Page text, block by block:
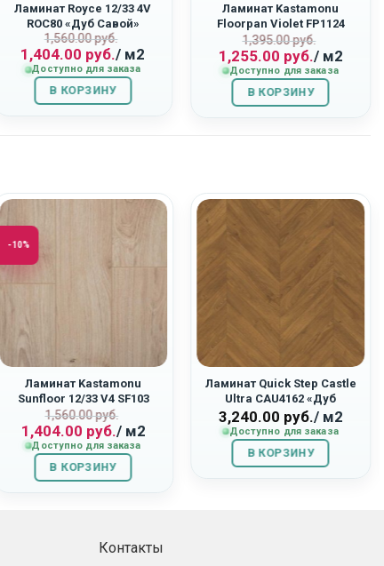
Ламинат Royce 12/33 4V
ROC80 «Дуб Савой»
1,560.00руб.
Первоначальная
цена
составляла
1,560.00
руб..
1,404.00 руб.
Текущая
цена:
1,404.00
руб..
/ м2
Доступно для заказа
В КОРЗИНУ
Ламинат Kastamonu
Floorpan Violet FP1124
“Дуб Фалкон”
1,395.00руб.
цена
составляла
1,395.00
руб..
1,255.00 руб.
Текущая
цена:
1,255.00
руб..
/ м2
Доступно для заказа
В КОРЗИНУ
-10%
Ламинат Kastamonu
Sunfloor 12/33 V4 SF103
«Дуб Родос»
1,560.00руб.
Первоначальная
цена
составляла
1,560.00
руб..
1,404.00 руб.
Текущая
цена:
1,404.00
руб..
/ м2
Доступно для заказа
В КОРЗИНУ
Ламинат Quick Step Castle
Ultra CAU4162 «Дуб
Горчичный»
3,240.00 руб./ м2
Доступно для заказа
В КОРЗИНУ
Контакты